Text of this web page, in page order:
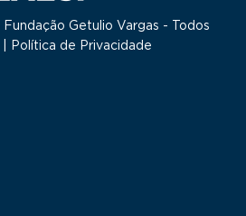
Getulio Vargas - Todos
Política de Privacidade